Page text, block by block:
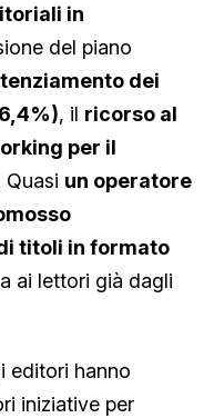
in
del piano
dei
, il ricorso al
per il
Quasi un operatore
titoli in formato
ai lettori già dagli
editori hanno
iniziative per